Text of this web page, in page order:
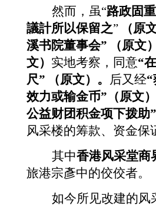
然而，虽“路政固
議計所以保留之” （原
溪书院董事会”
（原文）
文） 实地考察，同意“
尺”
（原文）。 后又经
效力或输金币”（原文）
公益财团积金项下拨助”
风采楼的筹款、资金
其中香港风采堂商
旅港宗彥中的佼佼者。
如今所见改建的风